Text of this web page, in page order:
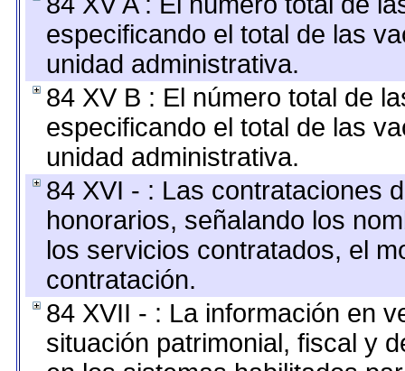
especificando el total de las
unidad administrativa.
84 XV B : El número total de
especificando el total de las
unidad administrativa.
84 XVI - : Las contrataciones
honorarios, señalando los
los servicios contratados, el
contratación.
84 XVII - : La información en
situación patrimonial, fiscal y